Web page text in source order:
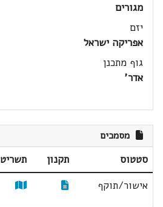
מגורים
יזם
אפריקה ישראל
גוף מתכנן
אדר'
מסמכים
סטטוס תקנון תשריט
אישור/תוקף